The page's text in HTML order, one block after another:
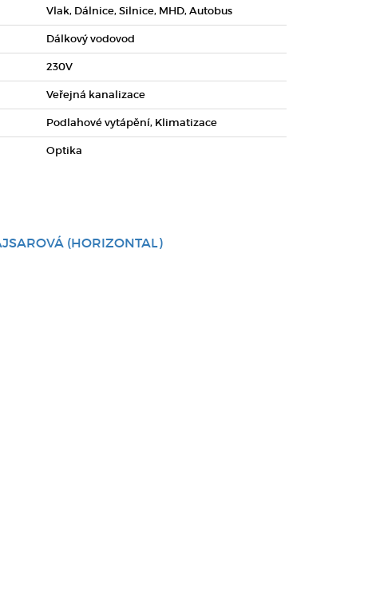
Vlak, Dálnice, Silnice, MHD, Autobus
Dálkový vodovod
230V
Veřejná kanalizace
Podlahové vytápění, Klimatizace
Optika
(HORIZONTAL)